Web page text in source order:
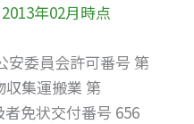
年02月時点
安委員会許可番号 第
収集運搬業 第
免状交付番号 656